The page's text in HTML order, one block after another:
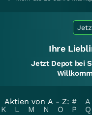
Ihre
Jetzt Depot bei
Aktien von A - Z: # A
K
L M N O P Q